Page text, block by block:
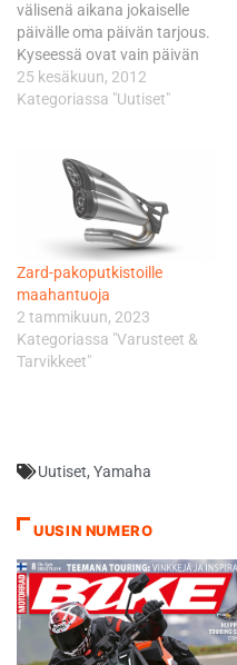
välisenä aikana jokaiselle
päivälle oma päivän tarjous.
Kyseessä ovat vain päivän
voimassa olevat
erikoistarjoukset, joten
tarjouksessa on. Tänään
tarjouksessa Rev’It Legacy
Gore-Tex takki hintaan 329 €
(429 €) ja housut 259 € (329
€)! Mitä huomenna, se
selviää…
25 kesäkuun, 2012
Kategoriassa "Uutiset"
Zard-pakoputkistoille
maahantuoja
2 tammikuun, 2023
Kategoriassa "Varusteet &
Tarvikkeet"
Uutiset, Yamaha
UUSIN NUMERO